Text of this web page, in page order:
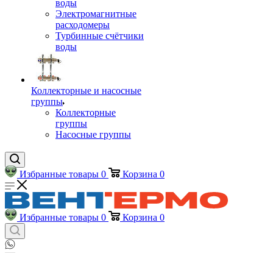
воды
Электромагнитные
расходомеры
Турбинные счётчики
воды
Коллекторные и насосные
группы
Коллекторные
группы
Насосные группы
Избранные товары 0 Корзина 0
Избранные товары 0 Корзина 0